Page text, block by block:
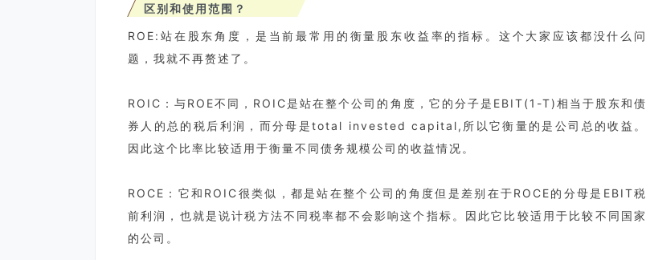
区别和使用范围？
ROE:站在股东角度，是当前最常用的衡量股东收益率的指标。这个大家应该都没什么问
题，我就不再赘述了。
ROIC：与ROE不同，ROIC是站在整个公司的角度，它的分子是EBIT(1-T)相当于股东和债
券人的总的税后利润，而分母是total invested capital,所以它衡量的是公司总的收益。
因此这个比率比较适用于衡量不同债务规模公司的收益情况。
ROCE：它和ROIC很类似，都是站在整个公司的角度但是差别在于ROCE的分母是EBIT税
前利润，也就是说计税方法不同税率都不会影响这个指标。因此它比较适用于比较不同国家
的公司。